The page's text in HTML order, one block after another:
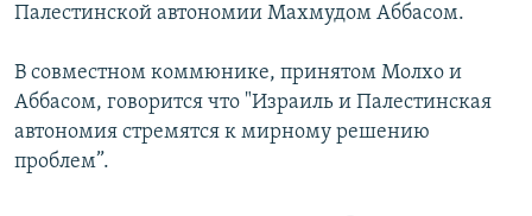
Палестинской автономии Махмудом Аббасом.
В совместном коммюнике, принятом Молхо и
Аббасом, говорится что "Израиль и Палестинская
автономия стремятся к мирному решению
проблем”.